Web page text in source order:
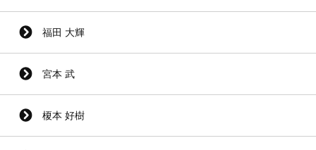
福田 大輝
宮本 武
榎本 好樹